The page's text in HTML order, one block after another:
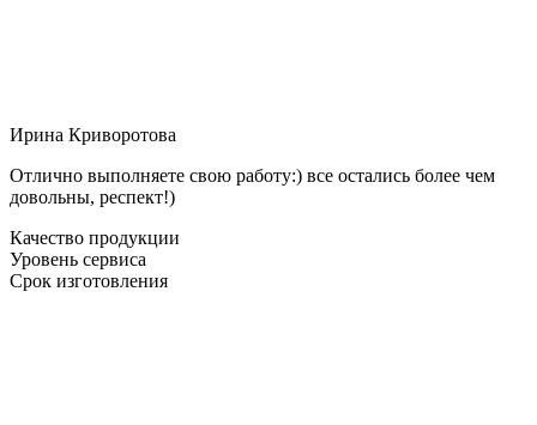
Ирина Криворотова
Отлично выполняете свою работу:) все остались более чем
довольны, респект!)
Качество продукции
Уровень сервиса
Срок изготовления